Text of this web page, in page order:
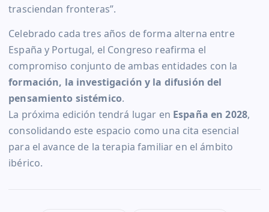
trasciendan fronteras”.
Celebrado cada tres años de forma alterna entre
España y Portugal, el Congreso reafirma el
compromiso conjunto de ambas entidades con la
formación, la investigación y la difusión del
pensamiento sistémico.
La próxima edición tendrá lugar en España en 2028,
consolidando este espacio como una cita esencial
para el avance de la terapia familiar en el ámbito
ibérico.